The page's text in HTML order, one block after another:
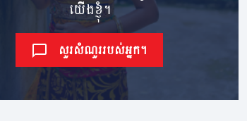
យើងខ្ញុំ។
សួរសំណួររបស់អ្នក។